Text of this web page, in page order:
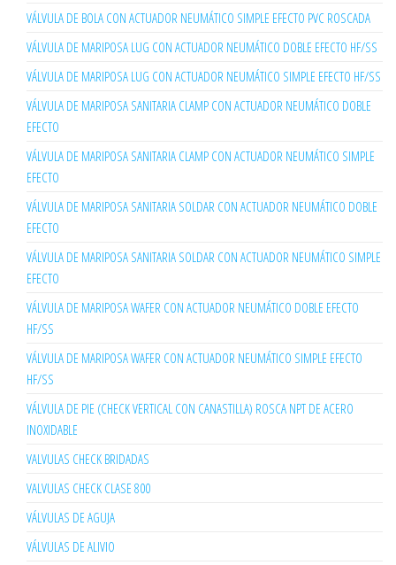
VÁLVULA DE BOLA CON ACTUADOR NEUMÁTICO SIMPLE EFECTO PVC ROSCADA
VÁLVULA DE MARIPOSA LUG CON ACTUADOR NEUMÁTICO DOBLE EFECTO HF/SS
VÁLVULA DE MARIPOSA LUG CON ACTUADOR NEUMÁTICO SIMPLE EFECTO HF/SS
VÁLVULA DE MARIPOSA SANITARIA CLAMP CON ACTUADOR NEUMÁTICO DOBLE
EFECTO
VÁLVULA DE MARIPOSA SANITARIA CLAMP CON ACTUADOR NEUMÁTICO SIMPLE
EFECTO
VÁLVULA DE MARIPOSA SANITARIA SOLDAR CON ACTUADOR NEUMÁTICO DOBLE
EFECTO
VÁLVULA DE MARIPOSA SANITARIA SOLDAR CON ACTUADOR NEUMÁTICO SIMPLE
EFECTO
VÁLVULA DE MARIPOSA WAFER CON ACTUADOR NEUMÁTICO DOBLE EFECTO
HF/SS
VÁLVULA DE MARIPOSA WAFER CON ACTUADOR NEUMÁTICO SIMPLE EFECTO
HF/SS
VÁLVULA DE PIE (CHECK VERTICAL CON CANASTILLA) ROSCA NPT DE ACERO
INOXIDABLE
VALVULAS CHECK BRIDADAS
VALVULAS CHECK CLASE 800
VÁLVULAS DE AGUJA
VÁLVULAS DE ALIVIO